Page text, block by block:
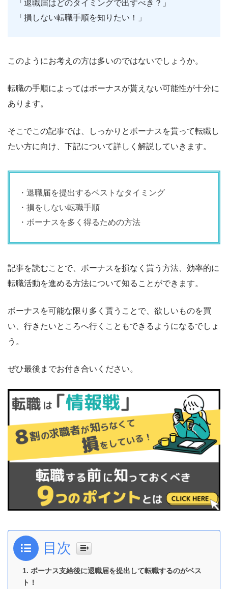
「退職届はどのタイミングで出すべき？」
「損しない転職手順を知りたい！」
このようにお考えの方は多いのではないでしょうか。
転職の手順によってはボーナスが貰えない可能性が十分に
あります。
そこでこの記事では、しっかりとボーナスを貰って転職し
たい方に向け、下記について詳しく解説していきます。
・退職届を提出するベストなタイミング
・損をしない転職手順
・ボーナスを多く得るための方法
記事を読むことで、ボーナスを損なく貰う方法、効率的に
転職活動を進める方法について知ることができます。
ボーナスを可能な限り多く貰うことで、欲しいものを買
い、行きたいところへ行くこともできるようになるでしょ
う。
ぜひ最後までお付き合いください。
目次
ボーナス支給後に退職届を提出して転職するのがベス
ト！